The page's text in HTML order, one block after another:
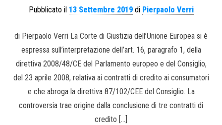
Pubblicato il 13 Settembre 2019di Pierpaolo Verri
di Pierpaolo Verri La Corte di Giustizia dell’Unione Europea si è
espressa sull’interpretazione dell’art. 16, paragrafo 1, della
direttiva 2008/48/CE del Parlamento europeo e del Consiglio,
del 23 aprile 2008, relativa ai contratti di credito ai consumatori
e che abroga la direttiva 87/102/CEE del Consiglio. La
controversia trae origine dalla conclusione di tre contratti di
credito […]